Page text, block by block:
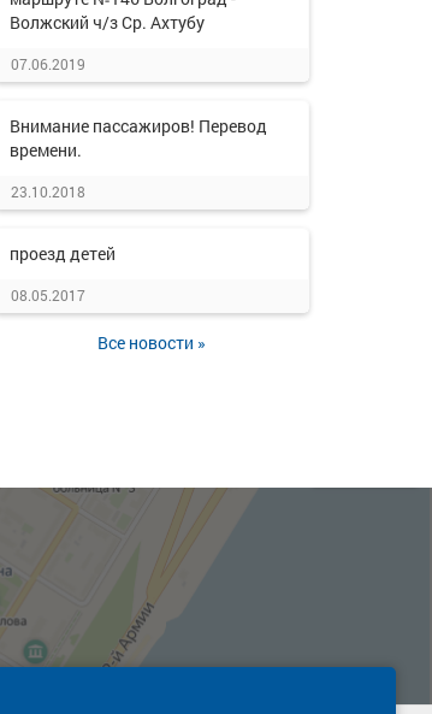
Волжский ч/з Ср. Ахтубу
07.06.2019
Внимание пассажиров! Перевод
времени.
23.10.2018
проезд детей
08.05.2017
Все новости »